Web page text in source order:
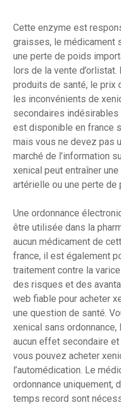
Cette enzyme est
graisses, le médicament
une perte de poids
lors de la vente
produits de santé, le prix
les inconvénients de
secondaires indésirables
est disponible en france
mais vous ne devez pas
marché de l’information
xenical peut entraîner
artérielle ou une perte de
Une ordonnance
être utilisée dans la
aucun médicament de
france, il est également
traitement contre la
des risques et des
web fiable pour acheter
une question de santé.
xenical sans
aucun effet secondaire et
vous pouvez acheter
l’automédication. Le
ordonnance uniquement,
temps record sont